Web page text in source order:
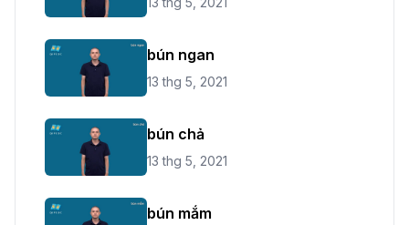
bún ngan
13 thg 5, 2021
bún chả
13 thg 5, 2021
bún mắm